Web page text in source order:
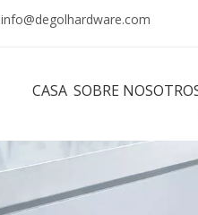
info@degolhardware.com
CASA SOBRE